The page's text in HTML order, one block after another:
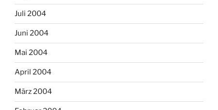
Juli 2004
Juni 2004
Mai 2004
April 2004
März 2004